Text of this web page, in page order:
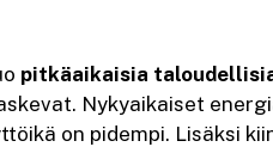
pitkäaikaisia
Nykyaikaiset
on pidempi. Lisäksi